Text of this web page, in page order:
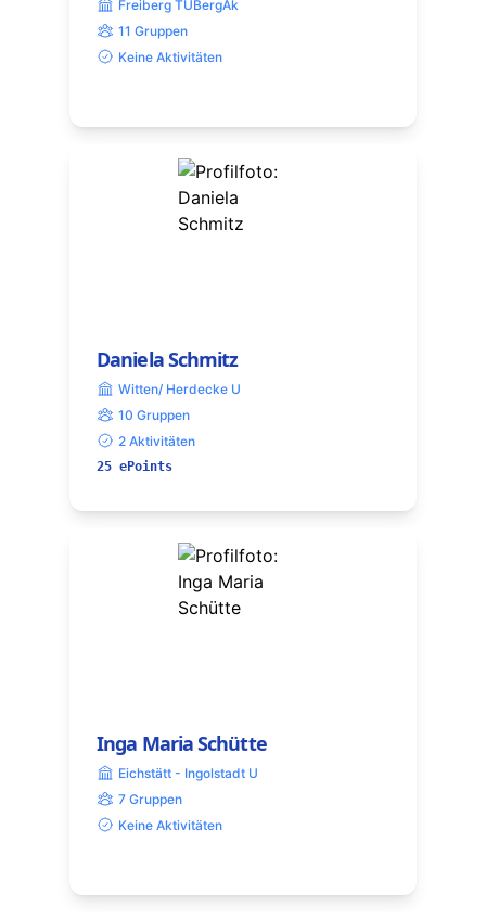
Freiberg TUBergAk
11 Gruppen
Keine Aktivitäten
Daniela Schmitz
Witten/ Herdecke U
10 Gruppen
2 Aktivitäten
25 ePoints
Inga Maria Schütte
Eichstätt - Ingolstadt U
7 Gruppen
Keine Aktivitäten